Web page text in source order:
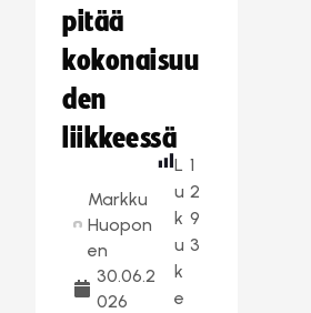
pitää
kokonaisuu
den
liikkeessä
Markku
Huopon
en
30.06.2
026
L
u
k
u
k
e
1
2
9
3